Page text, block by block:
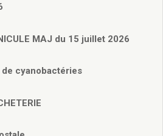
règlementation
funéraire
MAJ du 15 juillet 2026
cyanobactéries